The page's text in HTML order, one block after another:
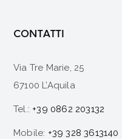
CONTATTI
Via Tre Marie, 25
67100 L’Aquila
Tel.: +39 0862 203132
Mobile: +39 328 3613140